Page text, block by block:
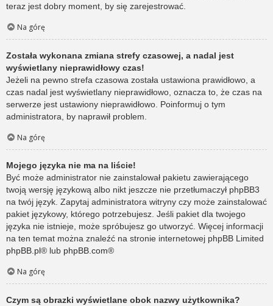
teraz jest dobry moment, by się zarejestrować.
Na górę
Została wykonana zmiana strefy czasowej, a nadal jest
wyświetlany nieprawidłowy czas!
Jeżeli na pewno strefa czasowa została ustawiona prawidłowo, a
czas nadal jest wyświetlany nieprawidłowo, oznacza to, że czas na
serwerze jest ustawiony nieprawidłowo. Poinformuj o tym
administratora, by naprawił problem.
Na górę
Mojego języka nie ma na liście!
Być może administrator nie zainstalował pakietu zawierającego
twoją wersję językową albo nikt jeszcze nie przetłumaczył phpBB3
na twój język. Zapytaj administratora witryny czy może zainstalować
pakiet językowy, którego potrzebujesz. Jeśli pakiet dla twojego
języka nie istnieje, może spróbujesz go utworzyć. Więcej informacji
na ten temat można znaleźć na stronie internetowej phpBB Limited
phpBB.pl® lub phpBB.com®
Na górę
Czym są obrazki wyświetlane obok nazwy użytkownika?